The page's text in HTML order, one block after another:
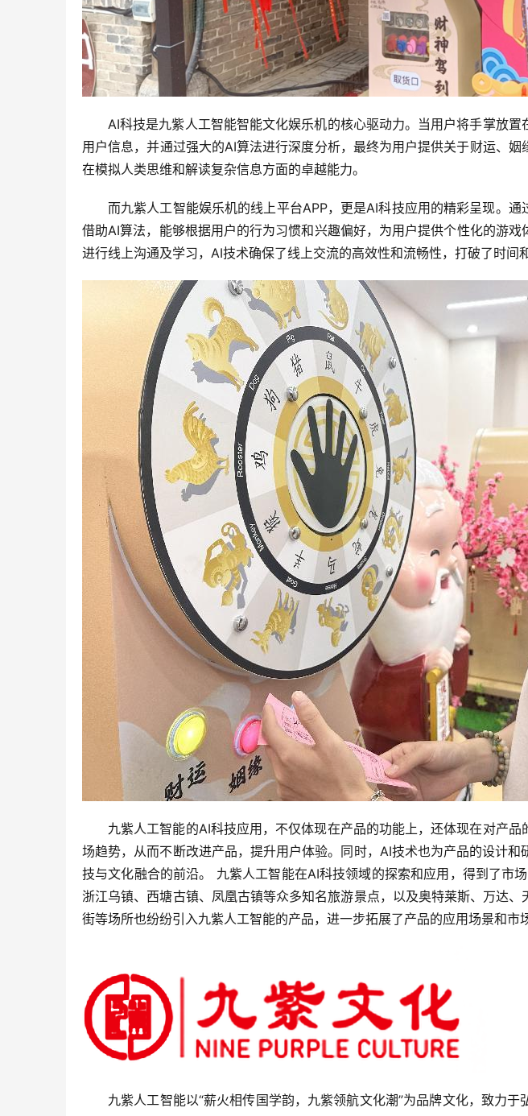
AI科技是九紫人工智能智能文化娱乐机的核心驱动力。当用户将手掌放
用户信息，并通过强大的AI算法进行深度分析，最终为用户提供关于财运、
在模拟人类思维和解读复杂信息方面的卓越能力。
而九紫人工智能娱乐机的线上平台APP，更是AI科技应用的精彩呈现。
借助AI算法，能够根据用户的行为习惯和兴趣偏好，为用户提供个性化的游
进行线上沟通及学习，AI技术确保了线上交流的高效性和流畅性，打破了时间
九紫人工智能的AI科技应用，不仅体现在产品的功能上，还体现在对产
场趋势，从而不断改进产品，提升用户体验。同时，AI技术也为产品的设计
技与文化融合的前沿。 九紫人工智能在AI科技领域的探索和应用，得到了市
浙江乌镇、西塘古镇、凤凰古镇等众多知名旅游景点，以及奥特莱斯、万达
街等场所也纷纷引入九紫人工智能的产品，进一步拓展了产品的应用场景和市
九紫人工智能以“薪火相传国学韵，九紫领航文化潮”为品牌文化，致力